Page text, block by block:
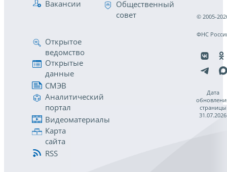
Вакансии
Общественный
совет
Открытое
ведомство
Открытые
данные
СМЭВ
Аналитический
портал
Видеоматериалы
Карта
сайта
RSS
© 2005-
ФНС
Дата
страницы
31.07.2026